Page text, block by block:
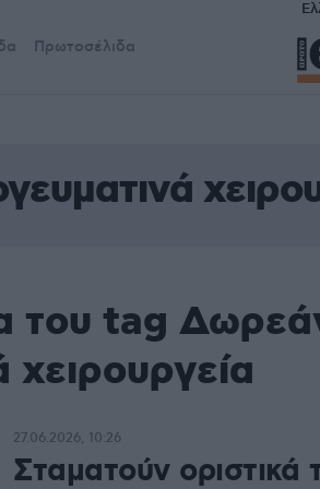
Πρωτοσέλιδα
του tag
Σταματούν
27.06.2026, 10:26